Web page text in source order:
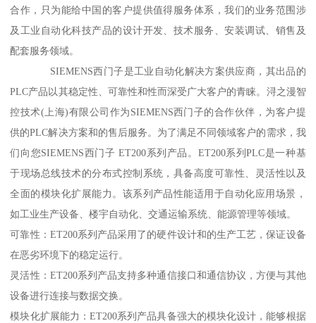
合作，只为能给中国的客户提供值得服务体系，我们的业务范围涉
及工业自动化科技产品的设计开发、技术服务、安装调试、销售及
配套服务领域。
SIEMENS西门子是工业自动化解决方案供应商，其出品的
PLC产品以其稳定性、可靠性和性而深受广大客户的青睐。浔之漫智
控技术(上海)有限公司作为SIEMENS西门子的合作伙伴，为客户提
供的PLC解决方案和的售后服务。为了满足不同领域客户的需求，我
们向您SIEMENS西门子 ET200系列产品。ET200系列PLC是一种基
于现场总线技术的分布式控制系统，具备高度可靠性、灵活性以及
全面的模块化扩展能力。该系列产品性能适用于自动化应用场景，
如工业生产设备、楼宇自动化、交通运输系统、能源管理等领域。
可靠性：ET200系列产品采用了的硬件设计和的生产工艺，保证设备
在恶劣环境下的稳定运行。
灵活性：ET200系列产品支持多种通信接口和通信协议，方便与其他
设备进行连接与数据交换。
模块化扩展能力：ET200系列产品具备强大的模块化设计，能够根据